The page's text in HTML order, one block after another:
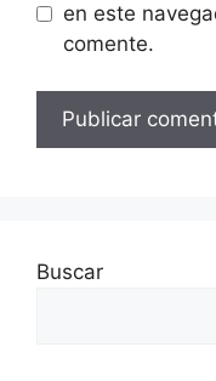
en este
comente.
Buscar